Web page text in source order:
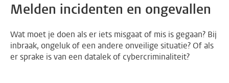
Melden incidenten en ongevallen
Wat moet je doen als er iets misgaat of mis is gegaan? Bij
inbraak, ongeluk of een andere onveilige situatie? Of als
er sprake is van een datalek of cybercriminaliteit?